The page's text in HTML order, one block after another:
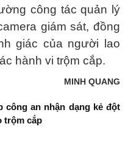
công tác quản lý
giám sát, đồng
giác của người lao
hành vi trộm cắp.
MINH QUANG
công an nhận dạng kẻ đột
trộm cắp